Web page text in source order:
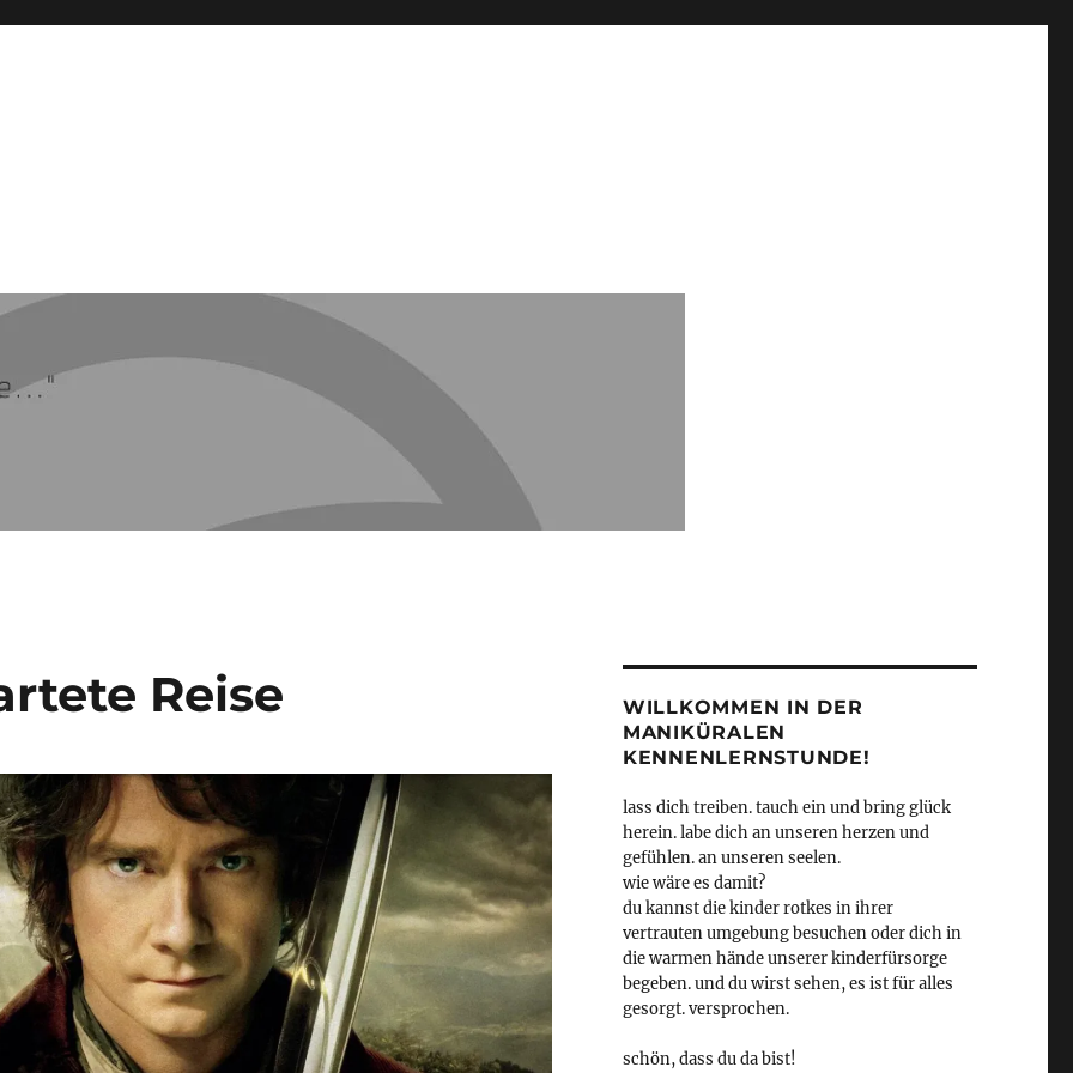
Reise
WILLKOMMEN IN DER
MANIKÜRALEN
KENNENLERNSTUNDE!
lass dich treiben. tauch ein und bring glück
herein. labe dich an unseren herzen und
gefühlen. an unseren seelen.
wie wäre es damit?
du kannst die kinder rotkes in ihrer
vertrauten umgebung besuchen oder dich in
die warmen hände unserer kinderfürsorge
begeben. und du wirst sehen, es ist für alles
gesorgt. versprochen.
schön, dass du da bist!